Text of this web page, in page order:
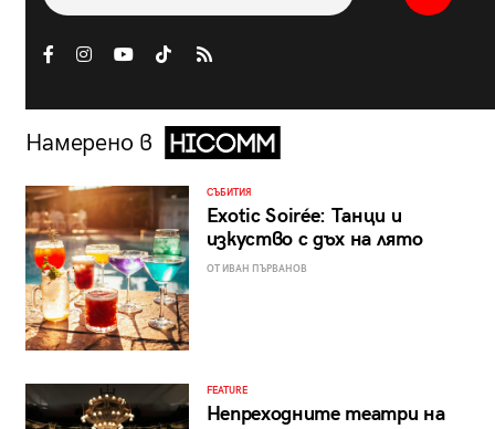
Намерено в
СЪБИТИЯ
Exotic Soirée: Танци и
изкуство с дъх на лято
ОТ ИВАН ПЪРВАНОВ
FEATURE
Непреходните театри на